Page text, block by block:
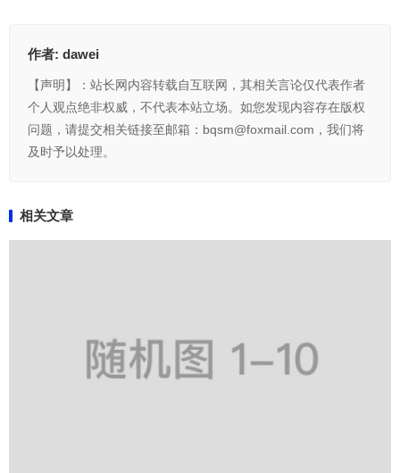
作者: dawei
【声明】：站长网内容转载自互联网，其相关言论仅代表作者
个人观点绝非权威，不代表本站立场。如您发现内容存在版权
问题，请提交相关链接至邮箱：bqsm@foxmail.com，我们将
及时予以处理。
相关文章